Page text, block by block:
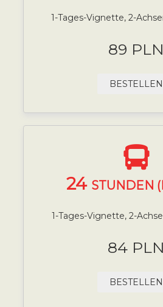
1-Tages-Vignette, 2-
89 PLN
BESTELLEN
24 STUNDEN
1-Tages-Vignette, 2-
84 PLN
BESTELLEN